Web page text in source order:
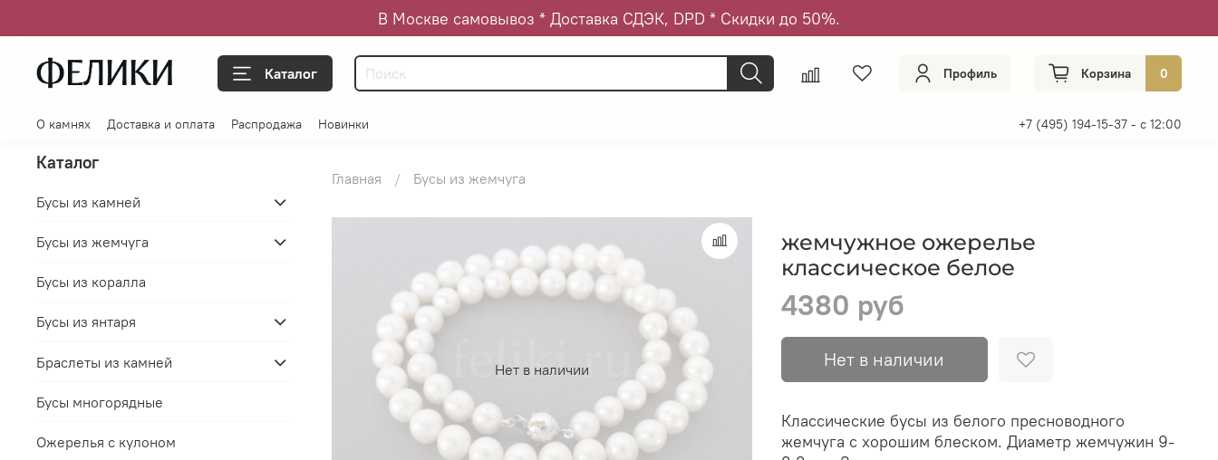
В Москве самовывоз * Доставка СДЭК, DPD * Скидки до 50%.
Каталог Профиль Корзина 0
О камнях Доставка и оплата Распродажа Новинки +7 (495) 194-15-37 - с 12:00
Главная Бусы из жемчуга
Нет в наличии
жемчужное ожерелье
классическое белое
4380 руб
Нет в наличии
Классические бусы из белого пресноводного
жемчуга с хорошим блеском. Диаметр жемчужин 9-
Каталог
Бусы из камней
Бусы из жемчуга
Бусы из коралла
Бусы из янтаря
Браслеты из камней
Бусы многорядные
Ожерелья с кулоном